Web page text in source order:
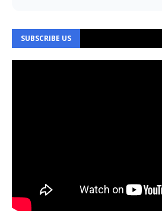
SUBSCRIBE US